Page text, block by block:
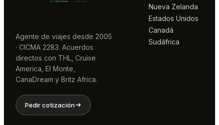
Agente de viajes desde 2005
· CICMA 2283. Acuerdos
directos con THL, Cruise
America, El Monte,
CanaDream y Britz Africa.
Pedir cotización
Nueva Zelanda
Estados Unidos
Canadá
Sudáfrica